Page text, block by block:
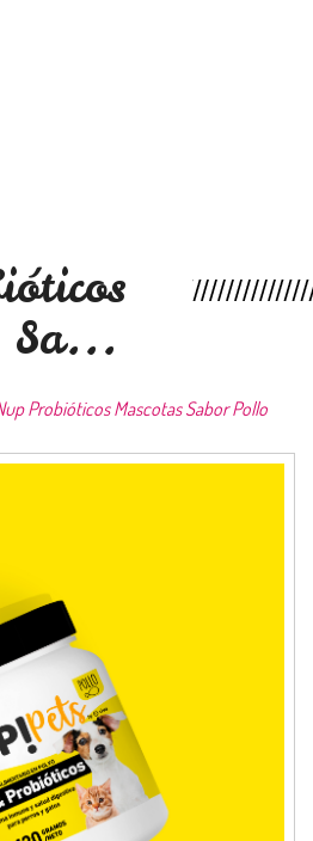
Sa...
Probióticos Mascotas Sabor Pollo